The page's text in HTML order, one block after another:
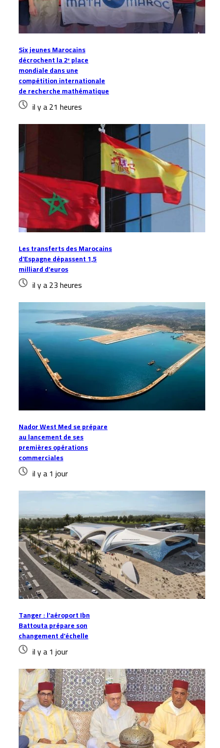
Six jeunes Marocains
décrochent la 2ᵉ place
mondiale dans une
compétition internationale
de recherche mathématique
il y a 21 heures
Les transferts des Marocains
d’Espagne dépassent 1,5
milliard d’euros
il y a 23 heures
Nador West Med se prépare
au lancement de ses
premières opérations
commerciales
il y a 1 jour
Tanger : l’aéroport Ibn
Battouta prépare son
changement d’échelle
il y a 1 jour